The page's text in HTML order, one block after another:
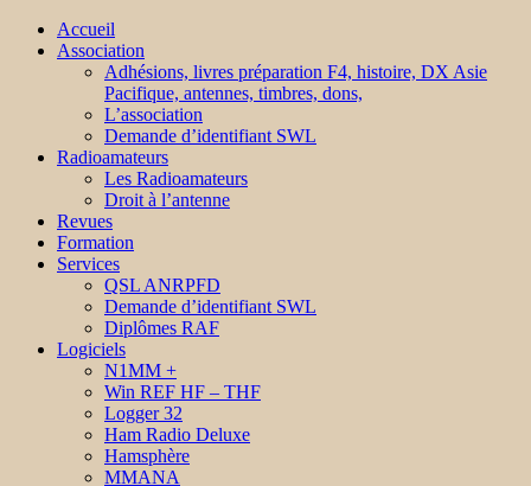
Accueil
Association
Adhésions, livres préparation F4, histoire, DX Asie
Pacifique, antennes, timbres, dons,
L’association
Demande d’identifiant SWL
Radioamateurs
Les Radioamateurs
Droit à l’antenne
Revues
Formation
Services
QSL ANRPFD
Demande d’identifiant SWL
Diplômes RAF
Logiciels
N1MM +
Win REF HF – THF
Logger 32
Ham Radio Deluxe
Hamsphère
MMANA